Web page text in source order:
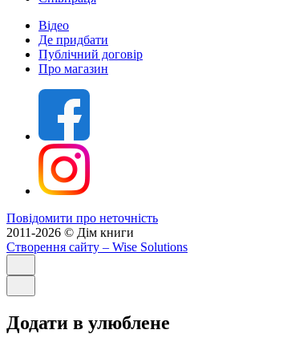
Відео
Де придбати
Публічний договір
Про магазин
Повідомити про неточність
2011-2026 © Дім книги
Створення сайту – Wise Solutions
Додати в улюблене